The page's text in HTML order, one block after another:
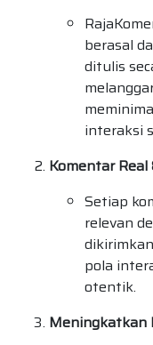
berasal
ditulis
interaksi
Komentar Real
Setiap
relevan
pola
otentik.
Meningkatkan